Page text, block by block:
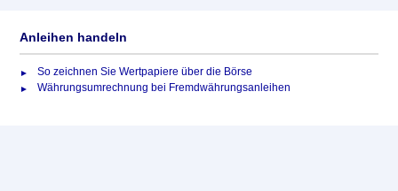
Anleihen handeln
So zeichnen Sie Wertpapiere über die Börse
Währungsumrechnung bei Fremdwährungsanleihen